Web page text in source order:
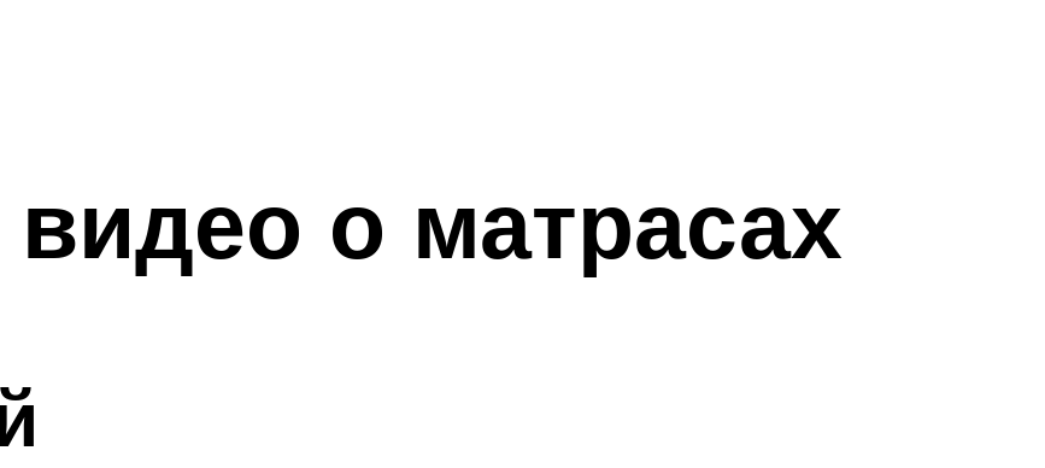
о матрасах